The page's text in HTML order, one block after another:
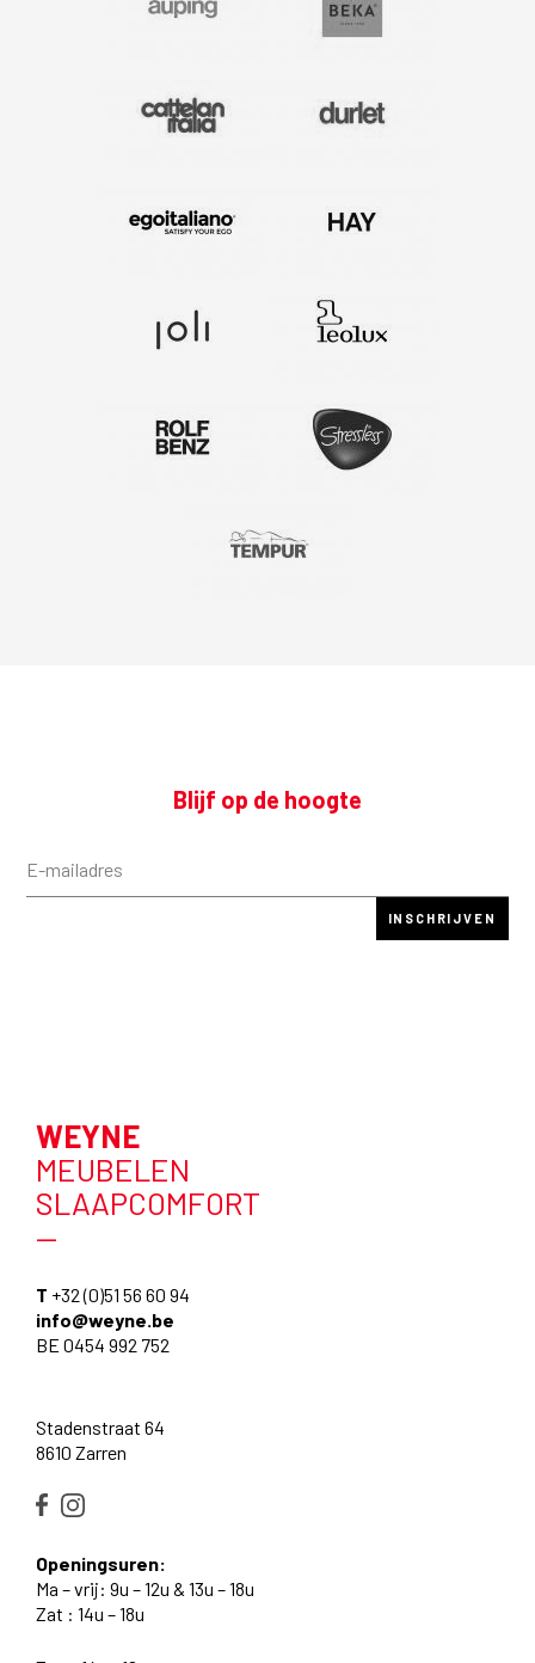
Blijf op de hoogte
WEYNE
MEUBELEN
SLAAPCOMFORT
—
T +32 (0)51 56 60 94
info@weyne.be
BE 0454 992 752
Stadenstraat 64
8610 Zarren
Openingsuren:
Ma – vrij: 9u – 12u & 13u – 18u
Zat : 14u – 18u